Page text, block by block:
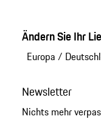
Ändern Sie Ihr
Europa /
Newsletter
Nichts mehr